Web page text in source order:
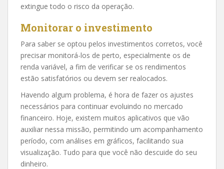
extingue todo o risco da operação.
Monitorar o investimento
Para saber se optou pelos investimentos corretos, você
precisar monitorá-los de perto, especialmente os de
renda variável, a fim de verificar se os rendimentos
estão satisfatórios ou devem ser realocados.
Havendo algum problema, é hora de fazer os ajustes
necessários para continuar evoluindo no mercado
financeiro. Hoje, existem muitos aplicativos que vão
auxiliar nessa missão, permitindo um acompanhamento
período, com análises em gráficos, facilitando sua
visualização. Tudo para que você não descuide do seu
dinheiro.